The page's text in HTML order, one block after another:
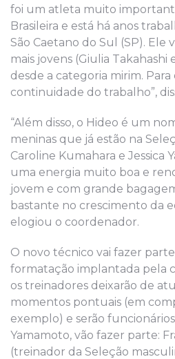
foi um atleta muito
Brasileira e está há anos
São Caetano do Sul (SP). Ele
mais jovens (Giulia Takahashi
desde a categoria mirim. Para
continuidade do trabalho”,
“Além disso, o Hideo é um
meninas que já estão na
Caroline Kumahara e Jessica
uma energia muito boa e
jovem e com grande
bastante no crescimento da
elogiou o coordenador.
O novo técnico vai fazer
formatação implantada pela
os treinadores deixarão de
momentos pontuais (em
exemplo) e serão
Yamamoto, vão fazer parte:
(treinador da Seleção